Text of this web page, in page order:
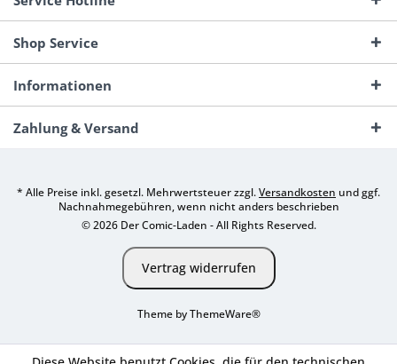
Shop Service
Informationen
Zahlung & Versand
* Alle Preise inkl. gesetzl. Mehrwertsteuer zzgl.Versandkosten und ggf.
Nachnahmegebühren, wenn nicht anders beschrieben
© 2026 Der Comic-Laden - All Rights Reserved.
Vertrag widerrufen
Theme byThemeWare®